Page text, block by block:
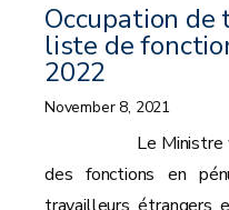
Occupation
liste de
2022
November 8, 2021
Le Ministre
des fonctions en